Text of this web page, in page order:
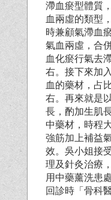
滯血瘀型體質
血兩虛的類型
時兼顧氣滯血
氣血兩虛，合
血化瘀行氣去
右。接下來加
血的藥材，占
右。再來就是
長，酌加生肌
中藥材，時程
強筋加上補益
效。吳小姐接
理及針灸治療
用中藥薰洗患
回診時「骨科